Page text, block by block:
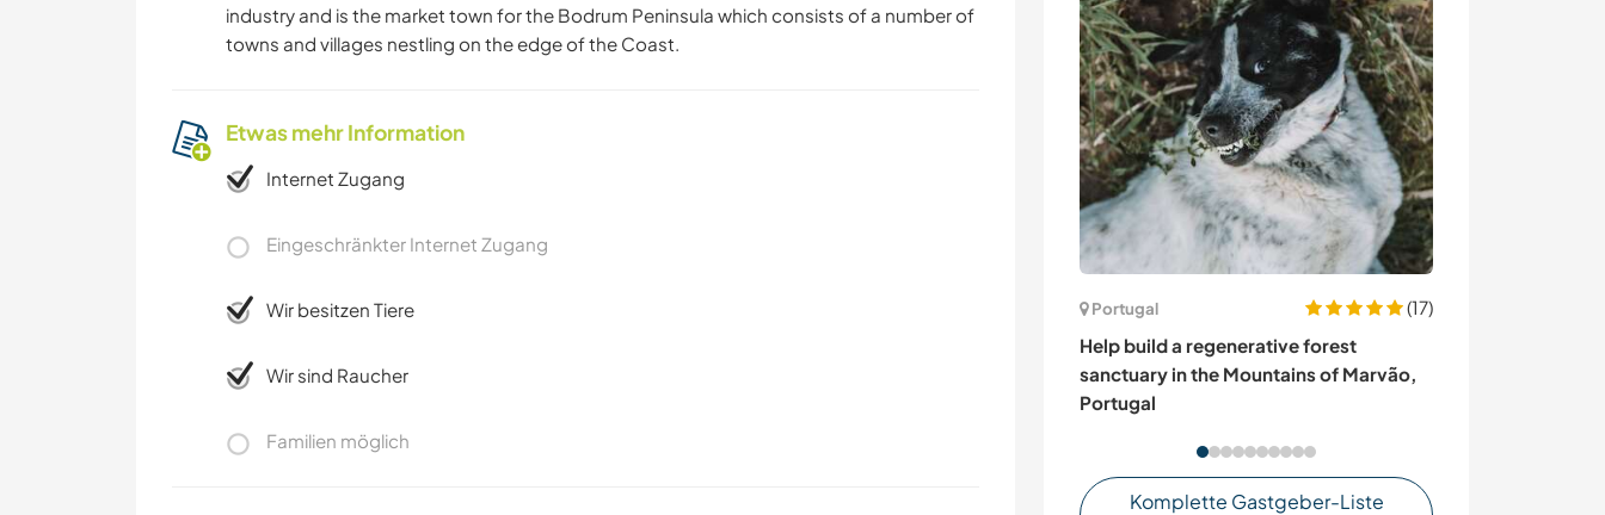
Portugal
(17)
Help build a regenerative forest
sanctuary in the Mountains of Marvão,
Portugal
Komplette Gastgeber-Liste
industry and is the market town for the Bodrum Peninsula which consists of a number of
towns and villages nestling on the edge of the Coast.
Etwas mehr Information
Internet Zugang
Eingeschränkter Internet Zugang
Wir besitzen Tiere
Wir sind Raucher
Familien möglich